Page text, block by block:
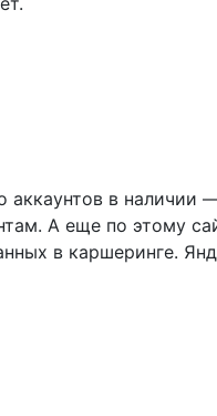
аккаунтов в наличии
А еще по этому
в каршеринге.